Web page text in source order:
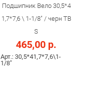
Подшипник Вело 30,5*4
1,7*7,6 \ 1-1/8" / черн TB
S
465,00 р.
Арт.: 30,5*41,7*7,6\1-
1/8"